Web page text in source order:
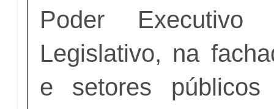
Poder
Legislativo, na
e setores públicos